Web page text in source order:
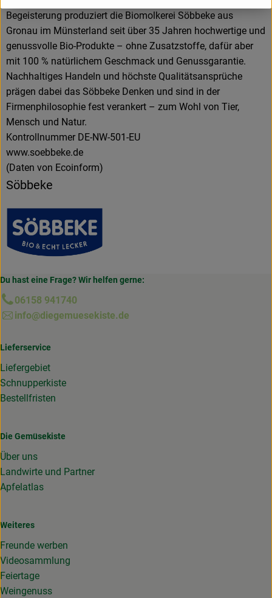
Begeisterung produziert die Biomolkerei Söbbeke aus
Gronau im Münsterland seit über 35 Jahren hochwertige und
genussvolle Bio-Produkte – ohne Zusatzstoffe, dafür aber
mit 100 % natürlichem Geschmack und Genussgarantie.
Nachhaltiges Handeln und höchste Qualitäts­ansprüche
prägen dabei das Söbbeke Denken und sind in der
Firmenphilosophie fest verankert – zum Wohl von Tier,
Mensch und Natur.
Kontrollnummer DE-NW-501-EU
www.soebbeke.de
(Daten von Ecoinform)
Söbbeke
Du hast eine Frage? Wir helfen gerne:
06158 941740
info@diegemuesekiste.de
Lieferservice
Liefergebiet
Schnupperkiste
Bestellfristen
Die Gemüsekiste
Über uns
Landwirte und Partner
Apfelatlas
Weiteres
Freunde werben
Videosammlung
Feiertage
Weingenuss